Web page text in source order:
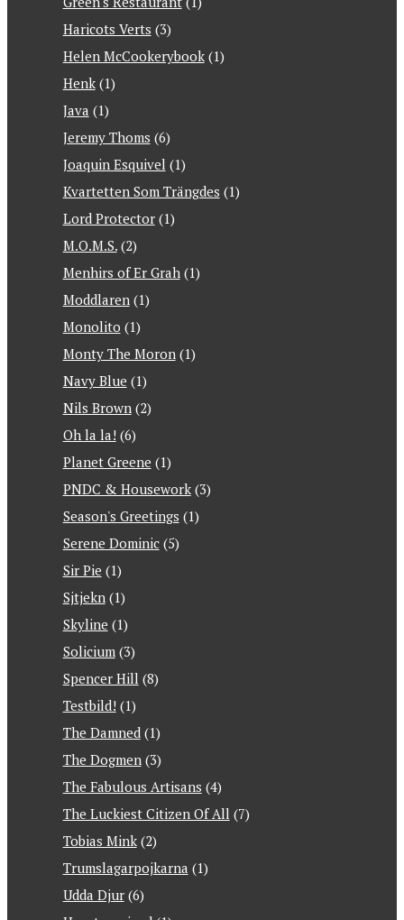
Haricots Verts (3)
Helen McCookerybook(1)
Henk(1)
Java (1)
Jeremy Thoms (6)
Joaquin Esquivel (1)
Kvartetten Som Trängdes (1)
Lord Protector(1)
M.O.M.S.(2)
Menhirs of Er Grah(1)
Moddlaren(1)
Monolito (1)
Monty The Moron(1)
Navy Blue (1)
Nils Brown(2)
Oh la la!(6)
Planet Greene (1)
PNDC & Housework(3)
Season's Greetings (1)
Serene Dominic(5)
Sir Pie (1)
Sjtjekn(1)
Skyline (1)
Solicium(3)
Spencer Hill (8)
Testbild!(1)
The Damned(1)
The Dogmen(3)
The Fabulous Artisans (4)
The Luckiest Citizen Of All (7)
Tobias Mink(2)
Trumslagarpojkarna (1)
Udda Djur(6)